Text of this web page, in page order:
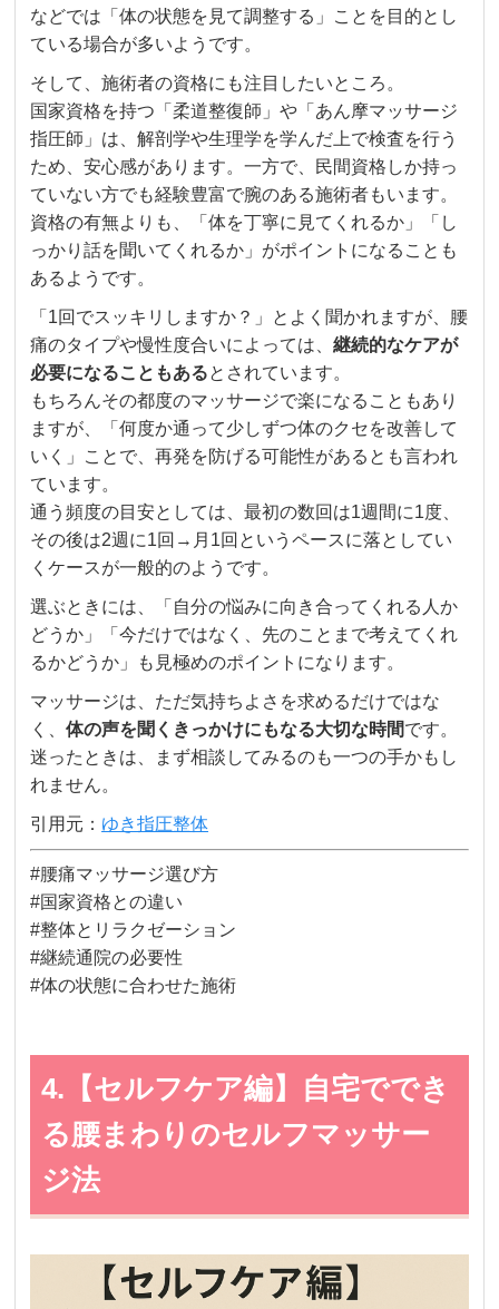
などでは「体の状態を見て調整する」ことを目的とし
ている場合が多いようです。
そして、施術者の資格にも注目したいところ。
国家資格を持つ「柔道整復師」や「あん摩マッサージ
指圧師」は、解剖学や生理学を学んだ上で検査を行う
ため、安心感があります。一方で、民間資格しか持っ
ていない方でも経験豊富で腕のある施術者もいます。
資格の有無よりも、「体を丁寧に見てくれるか」「し
っかり話を聞いてくれるか」がポイントになることも
あるようです。
「1回でスッキリしますか？」とよく聞かれますが、腰
痛のタイプや慢性度合いによっては、継続的なケアが
必要になることもあるとされています。
もちろんその都度のマッサージで楽になることもあり
ますが、「何度か通って少しずつ体のクセを改善して
いく」ことで、再発を防げる可能性があるとも言われ
ています。
通う頻度の目安としては、最初の数回は1週間に1度、
その後は2週に1回→月1回というペースに落としてい
くケースが一般的のようです。
選ぶときには、「自分の悩みに向き合ってくれる人か
どうか」「今だけではなく、先のことまで考えてくれ
るかどうか」も見極めのポイントになります。
マッサージは、ただ気持ちよさを求めるだけではな
く、体の声を聞くきっかけにもなる大切な時間です。
迷ったときは、まず相談してみるのも一つの手かもし
れません。
引用元： ゆき指圧整体
#腰痛マッサージ選び方
#国家資格との違い
#整体とリラクゼーション
#継続通院の必要性
#体の状態に合わせた施術
4.【セルフケア編】自宅ででき
る腰まわりのセルフマッサー
ジ法